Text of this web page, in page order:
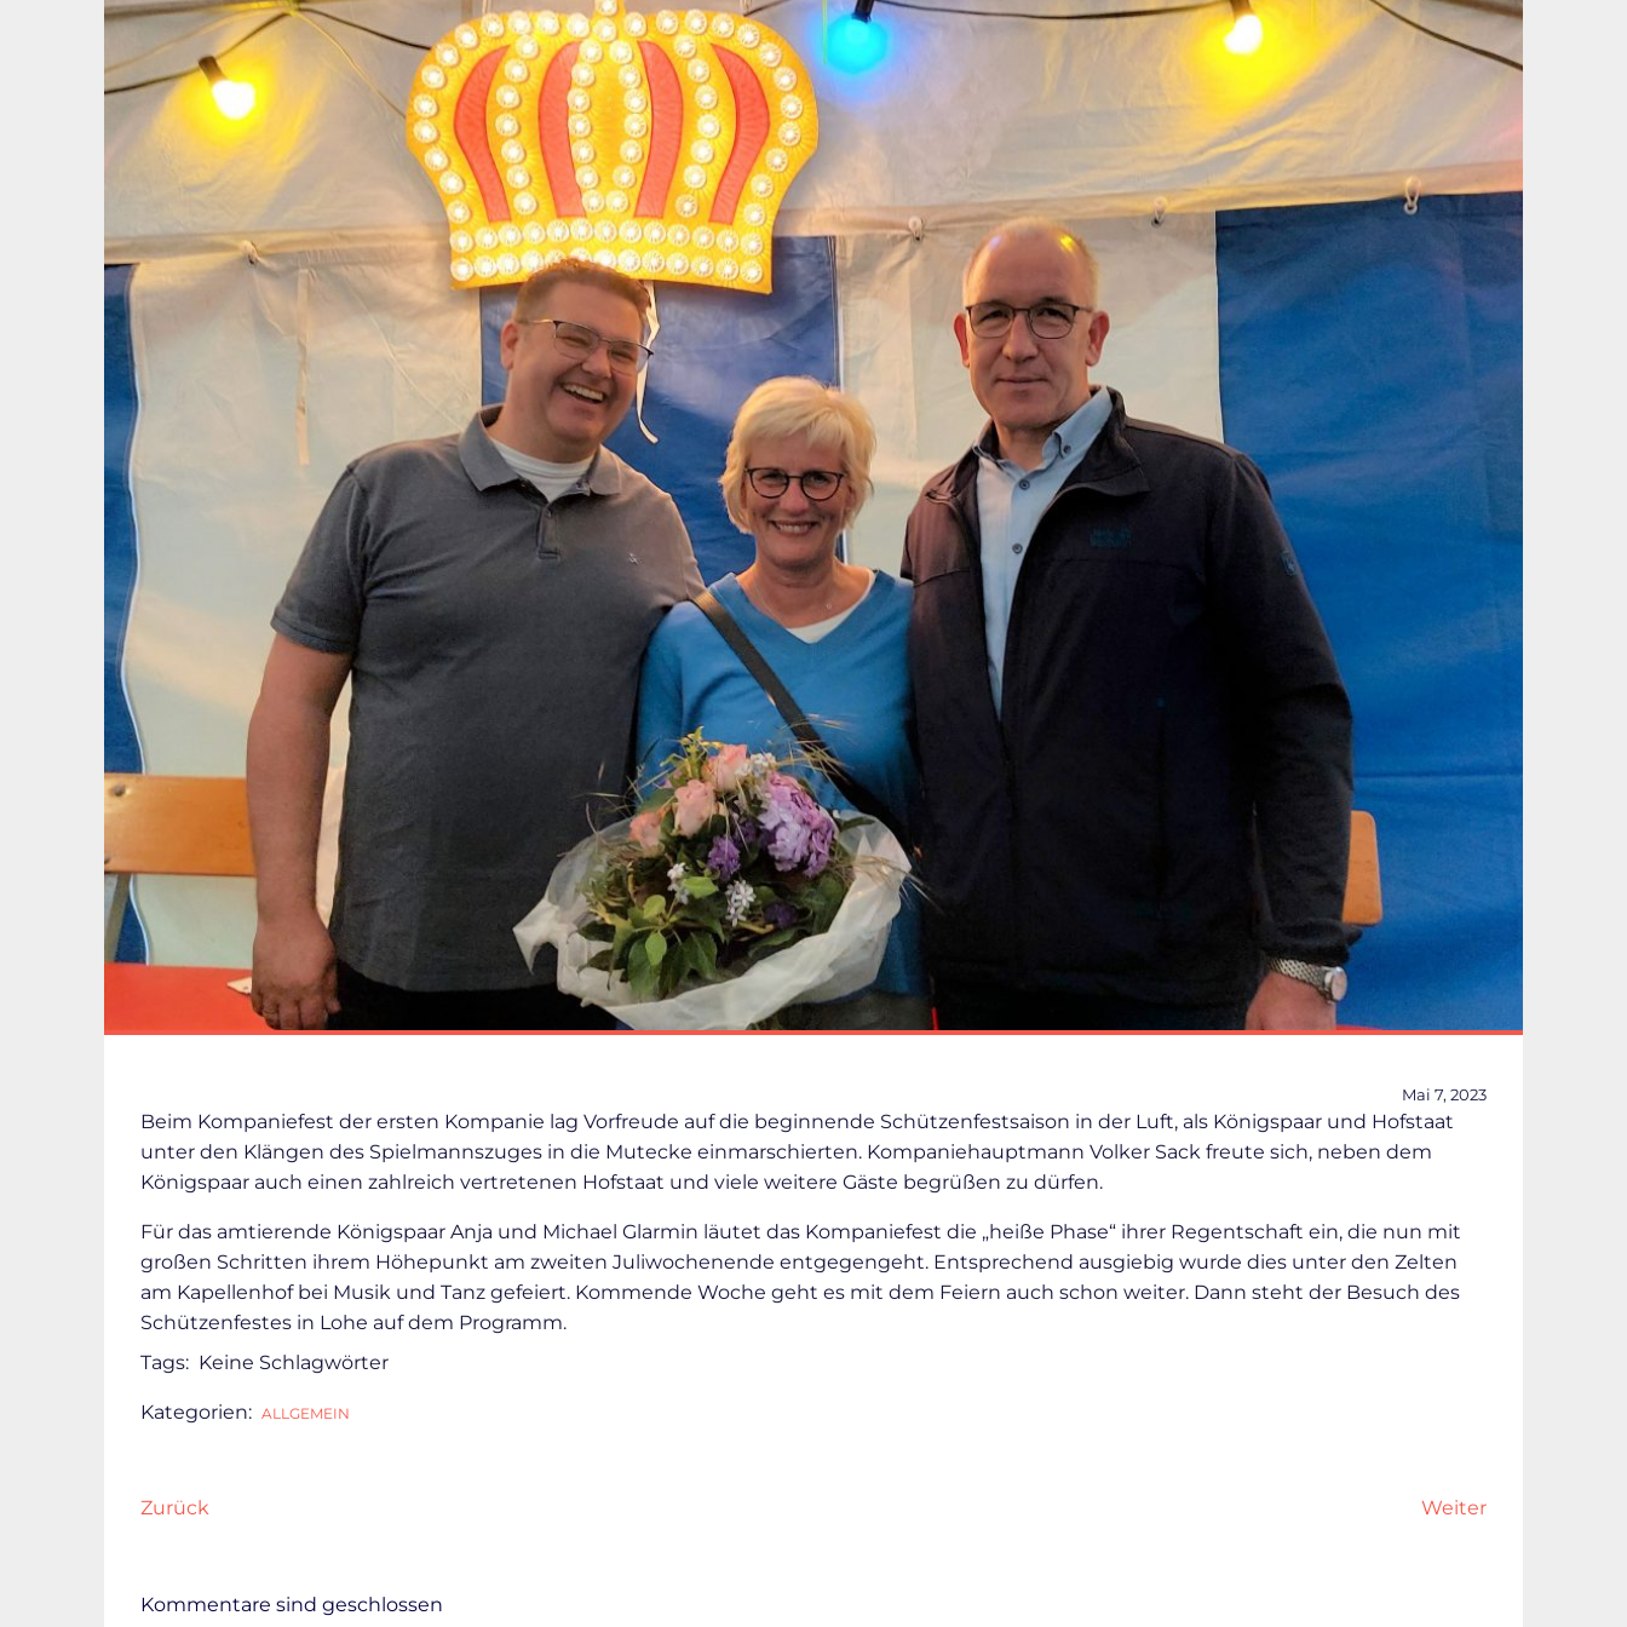
Mai 7, 2023
Beim Kompaniefest der ersten Kompanie lag Vorfreude auf die beginnende Schützenfestsaison in der Luft, als Königspaar und Hofstaat
unter den Klängen des Spielmannszuges in die Mutecke einmarschierten. Kompaniehauptmann Volker Sack freute sich, neben dem
Königspaar auch einen zahlreich vertretenen Hofstaat und viele weitere Gäste begrüßen zu dürfen.
Für das amtierende Königspaar Anja und Michael Glarmin läutet das Kompaniefest die „heiße Phase“ ihrer Regentschaft ein, die nun mit
großen Schritten ihrem Höhepunkt am zweiten Juliwochenende entgegengeht. Entsprechend ausgiebig wurde dies unter den Zelten
am Kapellenhof bei Musik und Tanz gefeiert. Kommende Woche geht es mit dem Feiern auch schon weiter. Dann steht der Besuch des
Schützenfestes in Lohe auf dem Programm.
Tags: Keine Schlagwörter
Kategorien: ALLGEMEIN
Zurück Weiter
Kommentare sind geschlossen